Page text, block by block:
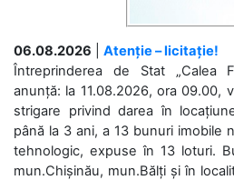
06.08.2026
Atenție – licitație!
Întreprinderea de Stat „Calea
anunță: la 11.08.2026, ora 09.00,
strigare privind darea în
până la 3 ani, a 13 bunuri imobile
tehnologic, expuse în 13 loturi.
mun.Chișinău, mun.Bălți și în